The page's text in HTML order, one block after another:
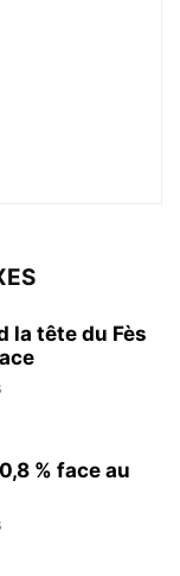
la tête du Fès
% face au